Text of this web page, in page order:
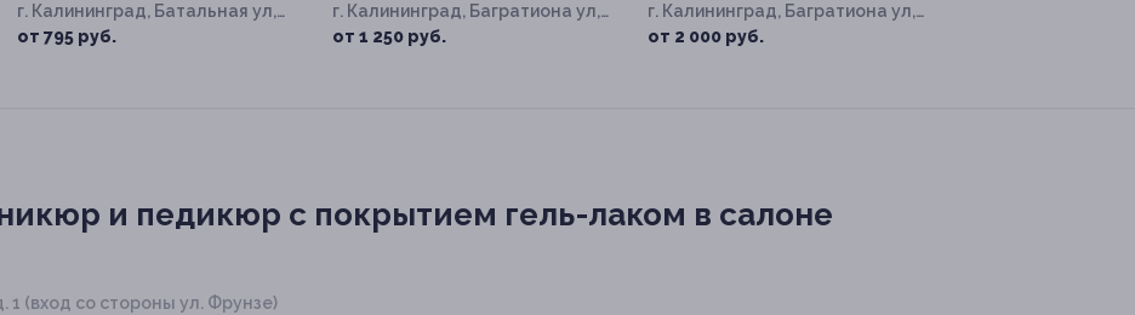
г. Калининград, Батальная ул,
д. 38-40
от 795 руб.
г. Калининград, Багратиона ул,
д. 119
от 1 250 руб.
г. Калининград, Багратиона ул,
д. 119
от 2 000 руб.
и педикюр с покрытием гель-лаком в салоне
1 (вход со стороны ул. Фрунзе)